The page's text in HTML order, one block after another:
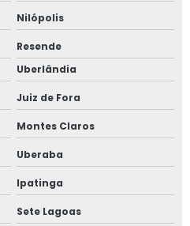
elétrico
Nilópolis
Resende
Uberlândia
Juiz de Fora
Montes Claros
Uberaba
Ipatinga
Sete Lagoas